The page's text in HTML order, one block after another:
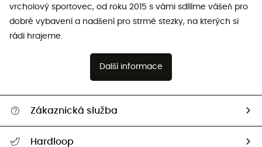
vrcholový sportovec, od roku 2015 s vámi sdílíme vášeň pro
dobré vybavení a nadšení pro strmé stezky, na kterých si
rádi hrajeme.
Další informace
Zákaznická služba
Hardloop